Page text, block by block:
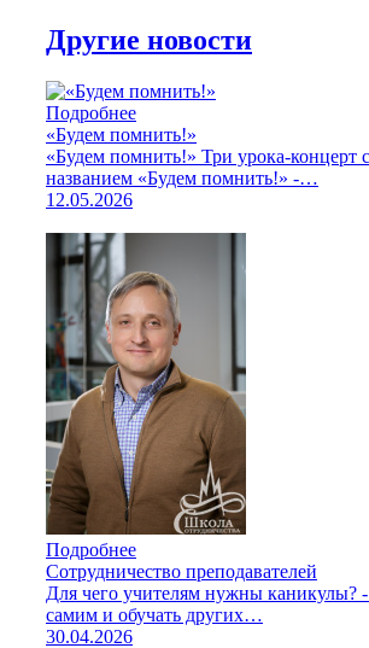
Другие новости
Подробнее
«Будем помнить!»
«Будем помнить!» Три урока-концерт
названием «Будем помнить!» -…
12.05.2026
Подробнее
Сотрудничество преподавателей
Для чего учителям нужны каникулы?
самим и обучать других…
30.04.2026